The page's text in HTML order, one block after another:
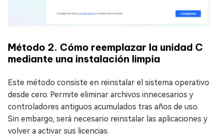
Método 2. Cómo reemplazar la unidad C
mediante una instalación limpia
Este método consiste en reinstalar el sistema operativo
desde cero. Permite eliminar archivos innecesarios y
controladores antiguos acumulados tras años de uso.
Sin embargo, será necesario reinstalar las aplicaciones y
volver a activar sus licencias.